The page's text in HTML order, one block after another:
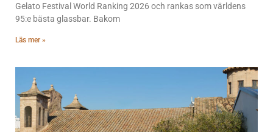
Gelato Festival World Ranking 2026 och rankas som världens
95:e bästa glassbar. Bakom
Läs mer »